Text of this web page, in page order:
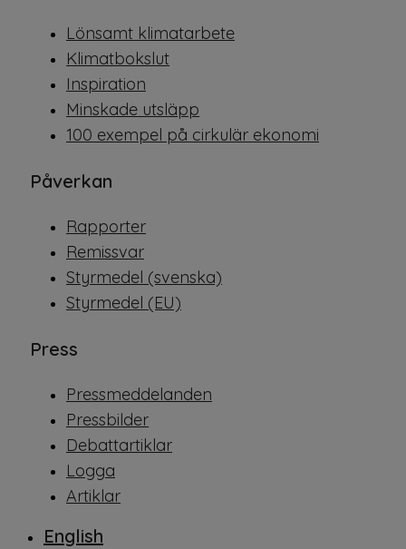
Lönsamt klimatarbete
Klimatbokslut
Inspiration
Minskade utsläpp
100 exempel på cirkulär ekonomi
Påverkan
Rapporter
Remissvar
Styrmedel (svenska)
Styrmedel (EU)
Press
Pressmeddelanden
Pressbilder
Debattartiklar
Logga
Artiklar
English